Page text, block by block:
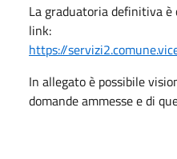
La graduatoria definitiva
link:
https://
In allegato è possibile
domande ammesse e di